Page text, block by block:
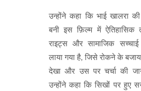
उन्होंने कहा कि भाई खालरा
बनी इस फ़िल्म में ऐतिहासिक
राइट्स और सामाजिक
लाया गया है, जिसे रोकने के
देखा और उस पर चर्चा की
उन्होंने कहा कि सिखों पर हुए